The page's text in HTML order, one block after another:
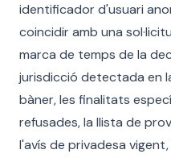
identificador d'usuari
coincidir amb una
marca de temps de la
jurisdicció detectada en
bàner, les finalitats
refusades, la llista de
l'avís de privadesa